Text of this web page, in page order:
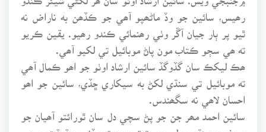
رھيس، سائين جو وڏ ماڻھپو آھي جو ڪڏھن به ناراض نه
ٿيو پر ٻار جيان آڱر وٺي رھنمائي ڪندو رھيو. يقين ڪريو
ته ھي سڄو ڪتاب مون پاڻ موبائيل تي لکيو آھي.
ھڪ ليکڪ سان گڏوگڏ سائين ارشاد اوٺو جو اھو ڪمال آھي
ته موبائيل تي سنڌي لکڻ به سيکاري ڇڏي، سائين جو اھو
احسان لاھي نه سگھندس.
سائين احمد مھر جن جو پڻ سچي دل سان ٿورائتو آھيان جو
پروف ۽ سنڌي ٻولي جي ترتيب جوڙي ڏني، حقيقت ۾ ھي